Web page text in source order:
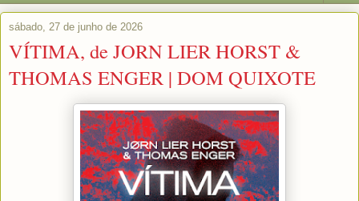
sábado, 27 de junho de 2026
VÍTIMA, de JORN LIER HORST &
THOMAS ENGER | DOM QUIXOTE